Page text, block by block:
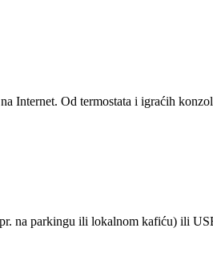
Internet. Od termostata i igraćih
na parkingu ili lokalnom kafiću) ili